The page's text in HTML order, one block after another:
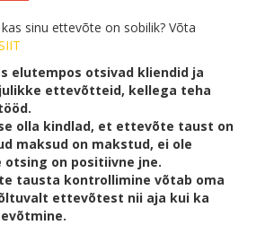
sinu ettevõte on sobilik? Võta
elutempos otsivad kliendid ja
ettevõtteid, kellega teha
olla kindlad, et ettevõte taust on
maksud on makstud, ei ole
otsing on positiivne jne.
tausta kontrollimine võtab oma
ettevõtest nii aja kui ka